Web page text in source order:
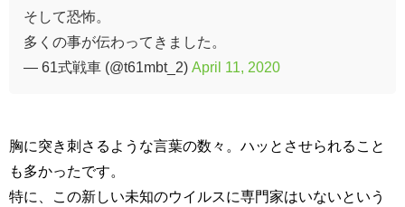
そして恐怖。
多くの事が伝わってきました。
— 61式戦車 (@t61mbt_2) April 11, 2020
胸に突き刺さるような言葉の数々。ハッとさせられること
も多かったです。
特に、この新しい未知のウイルスに専門家はいないという